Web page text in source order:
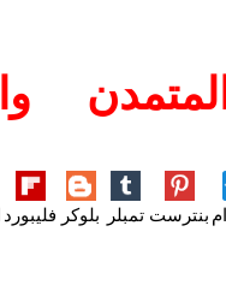
بنترست تمبلر بلوكر فليبورد